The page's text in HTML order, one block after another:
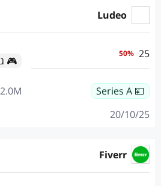
Ludeo
25
%
50
🎮
💴 Series A
M
20/10/25
Fiverr